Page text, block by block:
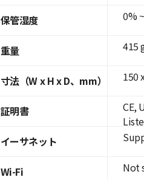
保管湿度
重量
寸法（W x H x D、mm）
証明書
イーサネット
Wi-Fi
0%
415
150
CE,
Not